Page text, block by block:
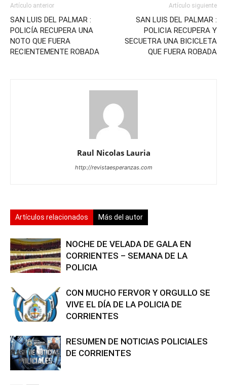
Artículo anterior
SAN LUIS DEL PALMAR :
POLICÍA RECUPERA UNA
NOTO QUE FUERA
RECIENTEMENTE ROBADA
Artículo siguiente
SAN LUIS DEL PALMAR :
POLICIA RECUPERA Y
SECUETRA UNA BICICLETA
QUE FUERA ROBADA
Raul Nicolas Lauria
http://revistaesperanzas.com
Artículos relacionados Más del autor
NOCHE DE VELADA DE GALA EN
CORRIENTES – SEMANA DE LA
POLICIA
CON MUCHO FERVOR Y ORGULLO SE
VIVE EL DÍA DE LA POLICIA DE
CORRIENTES
RESUMEN DE NOTICIAS POLICIALES
DE CORRIENTES